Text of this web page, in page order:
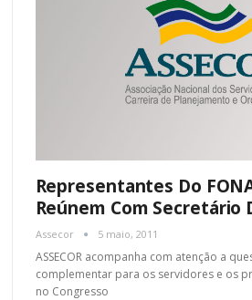
Representantes Do
Reúnem Com Secretário
Assecor 5 maio, 2011
ASSECOR acompanha com atenção a
complementar para os servidores e os
no Congresso